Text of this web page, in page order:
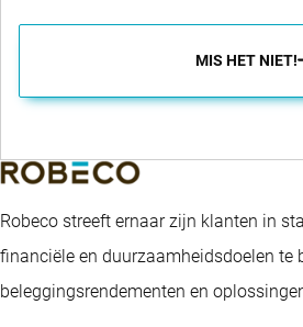
MIS HET NIET!
Robeco streeft ernaar zijn klanten in
financiële en duurzaamheidsdoelen te
beleggingsrendementen en